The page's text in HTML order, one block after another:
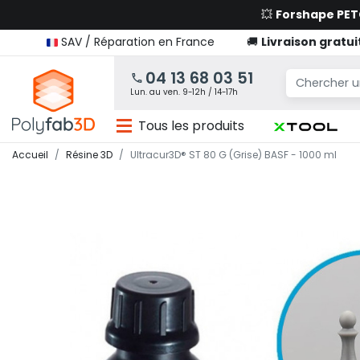
💥 Forshape
SAV / Réparation en France
🚚 Livraison
04 13 68 03 51
Lun. au ven. 9-12h / 14-17h
Tous les produits
Accueil Résine 3D Ultracur3D® ST 80 G (Grise) BASF - 1000 ml